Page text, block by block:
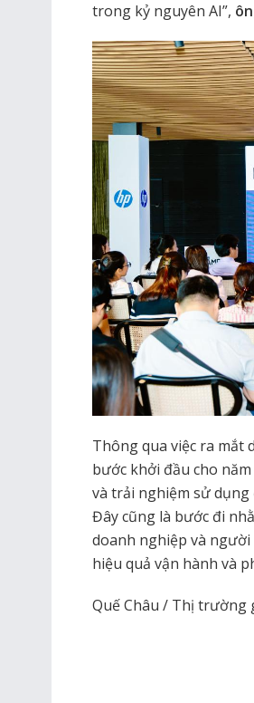
trong kỷ nguyên AI”,
Thông qua việc ra mắt
bước khởi đầu cho
và trải nghiệm sử
Đây cũng là bước đi
doanh nghiệp và
hiệu quả vận hành và
Quế Châu / Thị trường